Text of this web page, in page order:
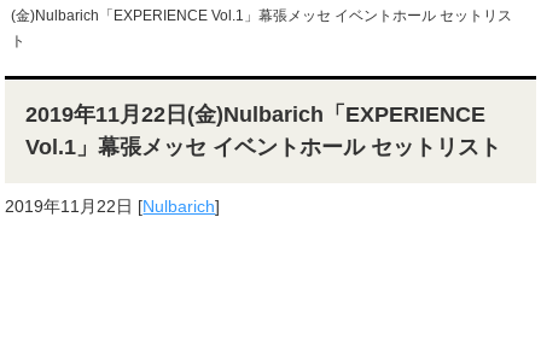
(金)Nulbarich「EXPERIENCE Vol.1」幕張メッセ イベントホール セットリス
ト
2019年11月22日(金)Nulbarich「EXPERIENCE
Vol.1」幕張メッセ イベントホール セットリスト
2019年11月22日 [Nulbarich]